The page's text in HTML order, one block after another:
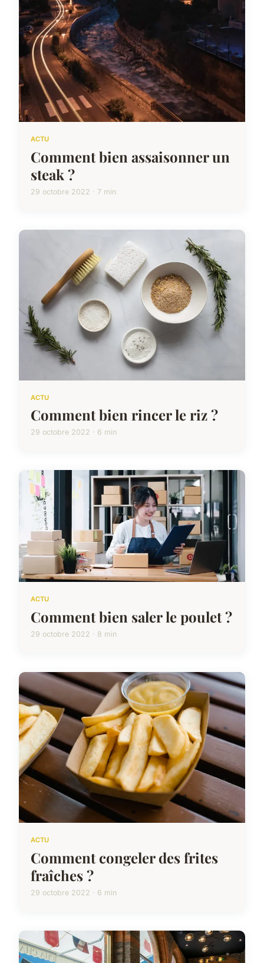
ACTU
Comment bien assaisonner un
steak ?
29 octobre 2022 · 7 min
ACTU
Comment bien rincer le riz ?
29 octobre 2022 · 6 min
ACTU
Comment bien saler le poulet ?
29 octobre 2022 · 8 min
ACTU
Comment congeler des frites
fraîches ?
29 octobre 2022 · 6 min